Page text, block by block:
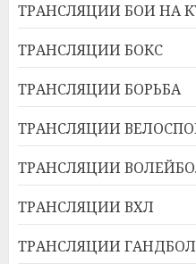
ТРАНСЛЯЦИИ БОИ НА
ТРАНСЛЯЦИИ БОКС
ТРАНСЛЯЦИИ БОРЬБА
ТРАНСЛЯЦИИ
ТРАНСЛЯЦИИ
ТРАНСЛЯЦИИ ВХЛ
ТРАНСЛЯЦИИ ГАНДБОЛ